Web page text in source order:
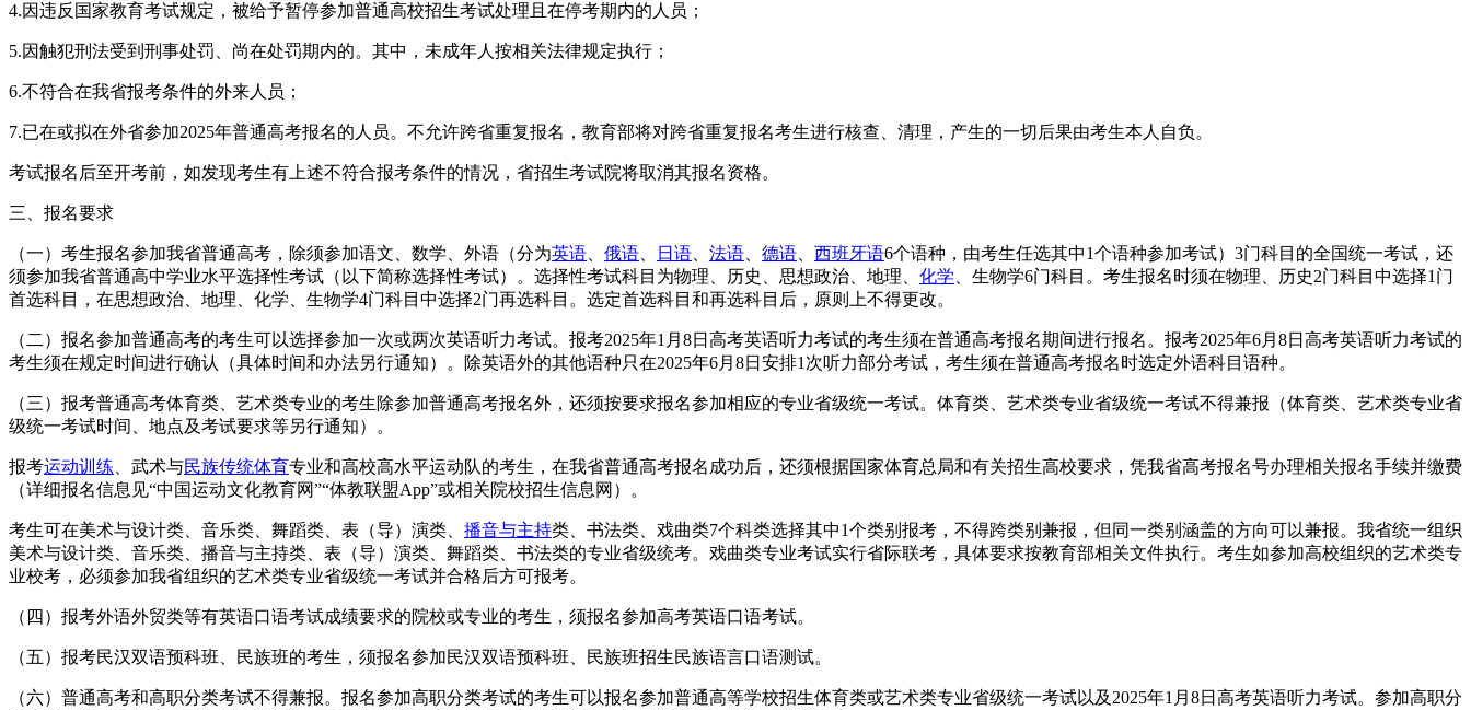
4.因违反国家教育考试规定，被给予暂停参加普通高校招生考试处理且在停考期内的人员；
5.因触犯刑法受到刑事处罚、尚在处罚期内的。其中，未成年人按相关法律规定执行；
6.不符合在我省报考条件的外来人员；
7.已在或拟在外省参加2025年普通高考报名的人员。不允许跨省重复报名，教育部将对跨省重复报名考生进行核查、清理，产生的一切后果由考生本人自负。
考试报名后至开考前，如发现考生有上述不符合报考条件的情况，省招生考试院将取消其报名资格。
三、报名要求
（一）考生报名参加我省普通高考，除须参加语文、数学、外语（分为英语 俄语 日语 法语 德语 西班牙语6个语种，由考生任选其中1个语种参加考试）3门科目的全国统一考试，还
须参加我省普通高中学业水平选择性考试（以下简称选择性考试）。选择性考试科目为物理、历史、思想政治、地理、 化学 、生物学6门科目。考生报名时须在物理、历史2门科目中选择1门
首选科目，在思想政治、地理、化学、生物学4门科目中选择2门再选科目。选定首选科目和再选科目后，原则上不得更改。
（二）报名参加普通高考的考生可以选择参加一次或两次英语听力考试。报考2025年1月8日高考英语听力考试的考生须在普通高考报名期间进行报名。报考2025年6月8日高考英语听力考试的
考生须在规定时间进行确认（具体时间和办法另行通知）。除英语外的其他语种只在2025年6月8日安排1次听力部分考试，考生须在普通高考报名时选定外语科目语种。
（三）报考普通高考体育类、艺术类专业的考生除参加普通高考报名外，还须按要求报名参加相应的专业省级统一考试。体育类、艺术类专业省级统一考试不得兼报（体育类、艺术类专业省
级统一考试时间、地点及考试要求等另行通知）。
报考运动训练 、武术与民族传统体育专业和高校高水平运动队的考生，在我省普通高考报名成功后，还须根据国家体育总局和有关招生高校要求，凭我省高考报名号办理相关报名手续并缴费
（详细报名信息见“中国运动文化教育网”“体教联盟App”或相关院校招生信息网）。
考生可在美术与设计类、音乐类、舞蹈类、表（导）演类、 播音与主持类、书法类、戏曲类7个科类选择其中1个类别报考，不得跨类别兼报，但同一类别涵盖的方向可以兼报。我省统一组织
美术与设计类、音乐类、播音与主持类、表（导）演类、舞蹈类、书法类的专业省级统考。戏曲类专业考试实行省际联考，具体要求按教育部相关文件执行。考生如参加高校组织的艺术类专
业校考，必须参加我省组织的艺术类专业省级统一考试并合格后方可报考。
（四）报考外语外贸类等有英语口语考试成绩要求的院校或专业的考生，须报名参加高考英语口语考试。
（五）报考民汉双语预科班、民族班的考生，须报名参加民汉双语预科班、民族班招生民族语言口语测试。
（六）普通高考和高职分类考试不得兼报。报名参加高职分类考试的考生可以报名参加普通高等学校招生体育类或艺术类专业省级统一考试以及2025年1月8日高考英语听力考试。参加高职分